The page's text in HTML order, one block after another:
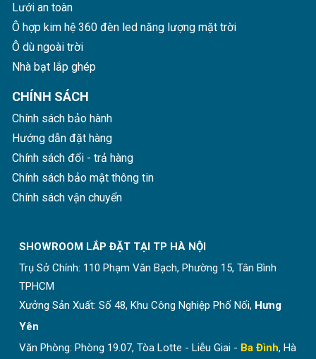
Lưới an toàn
Ô hợp kim hệ 360 đèn led năng lượng mặt trời
Ô dù ngoài trời
Nhà bạt lắp ghép
CHÍNH SÁCH
Chính sách bảo hành
Hướng dẫn đặt hàng
Chính sách đổi - trả hàng
Chính sách bảo mật thông tin
Chính sách vận chuyển
SHOWROOM LẮP ĐẶT TẠI TP HÀ NỘI
Trụ Sở Chính: 110 Phạm Văn Bạch, Phường 15, Tân Bình
TPHCM
Xưởng Sản Xuất: Số 48, Khu Công Nghiệp Phố Nối, Hưng
Yên
Văn Phòng: Phòng 19.07, Tòa Lotte - Liễu Giai - Ba Đình, Hà